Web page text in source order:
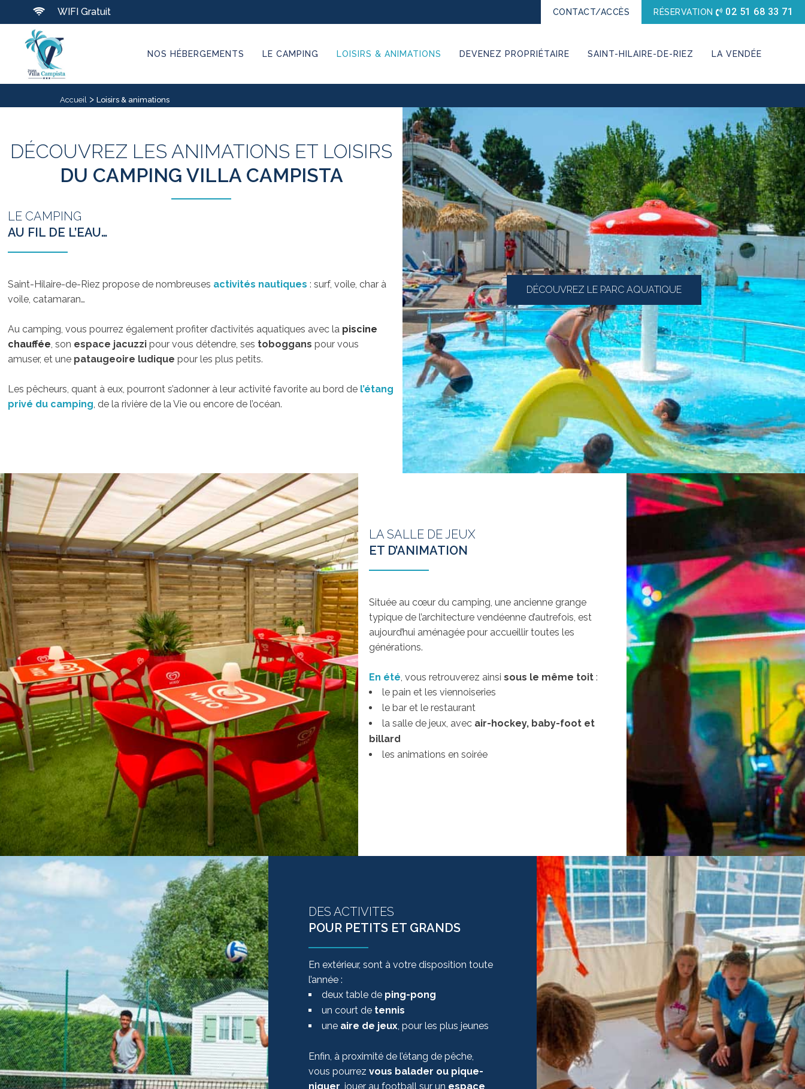
WIFI Gratuit CONTACT/ACCÈS RÉSERVATION 02 51 68 33 71
NOS HÉBERGEMENTS LE CAMPING LOISIRS & ANIMATIONS DEVENEZ PROPRIÉTAIRE SAINT-HILAIRE-DE-RIEZ LA VENDÉE
Accueil > Loisirs & animations
DÉCOUVREZ LES ANIMATIONS ET LOISIRS
DU CAMPING VILLA CAMPISTA
LE CAMPING
AU FIL DE L’EAU…
Saint-Hilaire-de-Riez propose de nombreuses activités nautiques : surf, voile, char à
voile, catamaran…
Au camping, vous pourrez également profiter d’activités aquatiques avec la piscine
chauffée , son espace jacuzzipour vous détendre, ses toboggans pour vous
amuser, et une pataugeoire ludique pour les plus petits.
Les pêcheurs, quant à eux, pourront s’adonner à leur activité favorite au bord de l’étang
privé du camping de la rivière de la Vie ou encore de l’océan.
DÉCOUVREZ LE PARC AQUATIQUE
LA SALLE DE JEUX
ET D’ANIMATION
Située au cœur du camping, une ancienne grange
typique de l’architecture vendéenne d’autrefois, est
aujourd’hui aménagée pour accueillir toutes les
générations.
En été, vous retrouverez ainsi sous le même toit:
le pain et les viennoiseries
le bar et le restaurant
la salle de jeux, avec air-hockey, baby-foot et
billard
les animations en soirée
DES ACTIVITES
POUR PETITS ET GRANDS
En extérieur, sont à votre disposition toute
l’année :
deux table de ping-pong
un court de tennis
une aire de jeux , pour les plus jeunes
Enfin, à proximité de l’étang de pêche,
vous pourrezvous balader ou pique-
niquer , jouer au football sur un espace